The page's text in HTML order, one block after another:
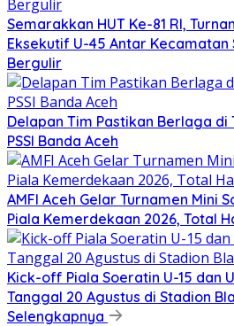
Semarakkan HUT Ke-81 RI,
Eksekutif U-45 Antar Kecamatan
Bergulir
Delapan Tim Pastikan Berlaga di
PSSI Banda Aceh
AMFI Aceh Gelar Turnamen Mini
Piala Kemerdekaan 2026, Total
Kick-off Piala Soeratin U-15 dan
Tanggal 20 Agustus di Stadion
Selengkapnya